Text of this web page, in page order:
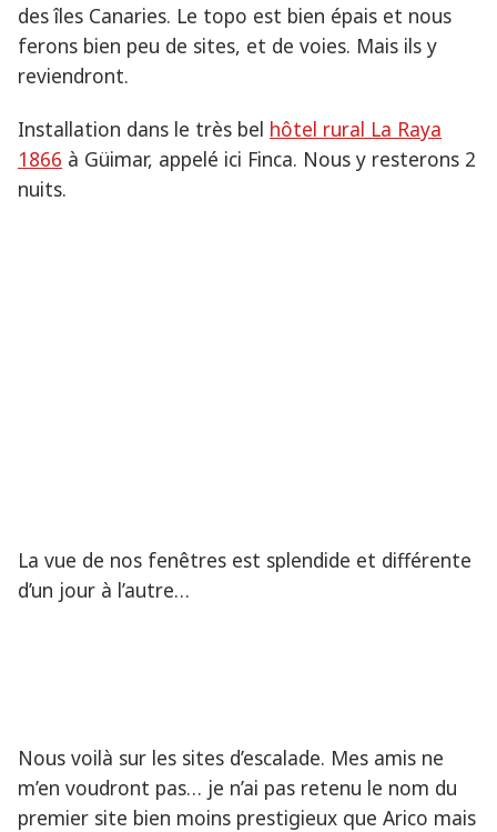
des îles Canaries. Le topo est bien épais et nous
ferons bien peu de sites, et de voies. Mais ils y
reviendront.
Installation dans le très bel hôtel rural La Raya
1866 à Güimar, appelé ici Finca. Nous y resterons 2
nuits.
La vue de nos fenêtres est splendide et différente
d’un jour à l’autre…
Nous voilà sur les sites d’escalade. Mes amis ne
m’en voudront pas… je n’ai pas retenu le nom du
premier site bien moins prestigieux que Arico mais